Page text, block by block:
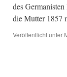
des
die Mutter 1857
Veröffentlicht unter